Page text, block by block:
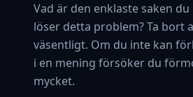
Vad är den enklaste saken
löser detta problem? Ta bort
väsentligt. Om du inte kan
i en mening försöker du
mycket.